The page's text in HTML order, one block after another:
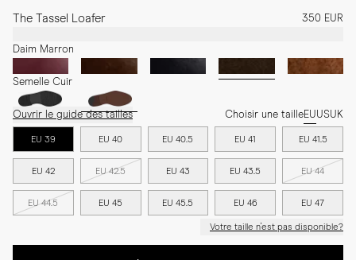
The Tassel Loafer 350 EUR
Daim Marron
Semelle Cuir
Ouvrir le guide des tailles Choisir une tailleEUUSUK
EU 39 EU 40 EU 40.5 EU 41 EU 41.5
EU 42 EU 42.5 EU 43 EU 43.5 EU 44
EU 44.5 EU 45 EU 45.5 EU 46 EU 47
Votre taille n'est pas disponible?